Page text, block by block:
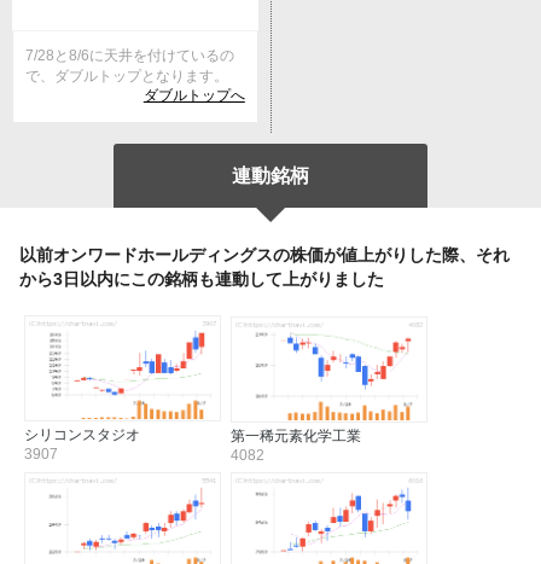
7/28と8/6に天井を付けているの
で、ダブルトップとなります。
ダブルトップへ
連動銘柄
以前オンワードホールディングスの株価が値上がりした際、それ
から3日以内にこの銘柄も連動して上がりました
シリコンスタジオ
3907
第一稀元素化学工業
4082